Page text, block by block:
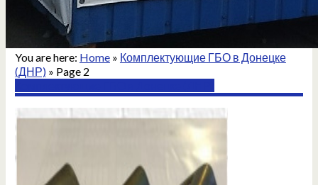
You are here: Home» Комплектующие ГБО в Донецке
(ДНР)» Page 2